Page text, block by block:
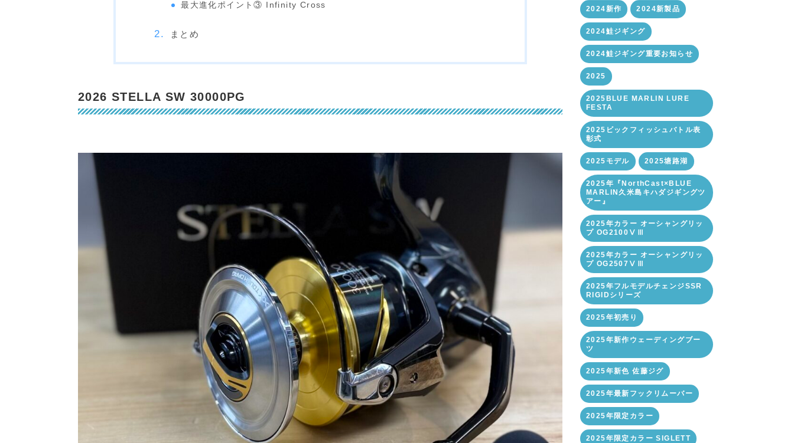
最大進化ポイント③ Infinity Cross
まとめ
2026 STELLA SW 30000PG
2024新作 2024新製品
2024鮭ジギング
2024鮭ジギング重要お知らせ
2025
2025BLUE MARLIN LURE
FESTA
2025ビックフィッシュバトル表
彰式
2025モデル 2025塘路湖
2025年『NorthCast×BLUE
MARLIN久米島キハダジギングツ
アー』
2025年カラー オーシャングリッ
プ OG2100ⅤⅢ
2025年カラー オーシャングリッ
プ OG2507ⅤⅢ
2025年フルモデルチェンジSSR
RIGIDシリーズ
2025年初売り
2025年新作ウェーディングブー
ツ
2025年新色 佐藤ジグ
2025年最新フックリムーバー
2025年限定カラー
2025年限定カラー SIGLETT